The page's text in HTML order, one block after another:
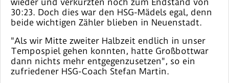
wieder und verkürzten noch zum Endstand von
30:23. Doch dies war den HSG-Mädels egal, denn
beide wichtigen Zähler blieben in Neuenstadt.
"Als wir Mitte zweiter Halbzeit endlich in unser
Tempospiel gehen konnten, hatte Großbottwar
dann nichts mehr entgegenzusetzen", so ein
zufriedener HSG-Coach Stefan Martin.